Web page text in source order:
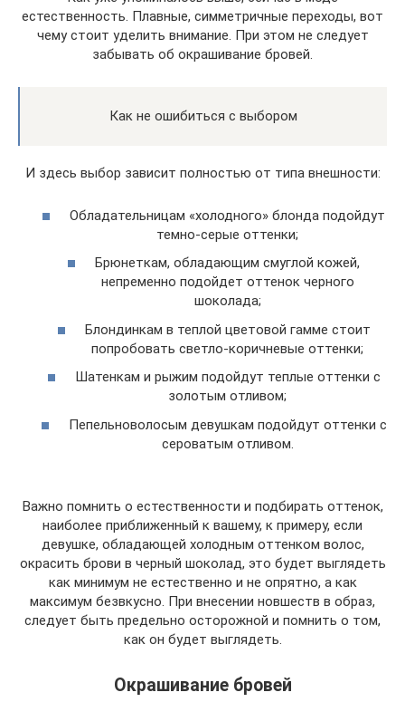
естественность. Плавные, симметричные переходы, вот
чему стоит уделить внимание. При этом не следует
забывать об окрашивание бровей.
Как не ошибиться с выбором
И здесь выбор зависит полностью от типа внешности:
Обладательницам «холодного» блонда подойдут
темно-серые оттенки;
Брюнеткам, обладающим смуглой кожей,
непременно подойдет оттенок черного
шоколада;
Блондинкам в теплой цветовой гамме стоит
попробовать светло-коричневые оттенки;
Шатенкам и рыжим подойдут теплые оттенки с
золотым отливом;
Пепельноволосым девушкам подойдут оттенки с
сероватым отливом.
Важно помнить о естественности и подбирать оттенок,
наиболее приближенный к вашему, к примеру, если
девушке, обладающей холодным оттенком волос,
окрасить брови в черный шоколад, это будет выглядеть
как минимум не естественно и не опрятно, а как
максимум безвкусно. При внесении новшеств в образ,
следует быть предельно осторожной и помнить о том,
как он будет выглядеть.
Окрашивание бровей